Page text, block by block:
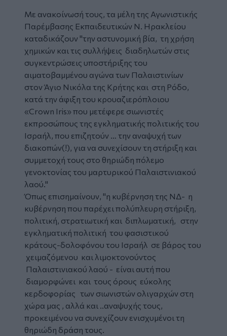
Με ανακοίνωσή τους, τα μέλη της Αγωνιστικής
Παρέμβασης Εκπαιδευτικών Ν. Ηρακλείου
καταδικάζουν "την αστυνομική βία, τη χρήση
χημικών και τις συλλήψεις διαδηλωτών στις
συγκεντρώσεις υποστήριξης του
αιματοβαμμένου αγώνα των Παλαιστινίων
στον Άγιο Νικόλα της Κρήτης και στη Ρόδο,
κατά την άφιξη του κρουαζιερόπλοιου
«Crown Iris» που μετέφερε σιωνιστές
εκπροσώπους της εγκληματικής πολιτικής του
Ισραήλ, που επιζητούν … την αναψυχή των
διακοπών(!), για να συνεχίσουν τη στήριξη και
συμμετοχή τους στο θηριώδη πόλεμο
γενοκτονίας του μαρτυρικού Παλαιστινιακού
λαού."
Όπως επισημαίνουν, "η κυβέρνηση της ΝΔ- η
κυβέρνηση που παρέχει πολύπλευρη στήριξη,
πολιτική, στρατιωτική και διπλωματική, στην
εγκληματική πολιτική του φασιστικού
κράτους-δολοφόνου του Ισραήλ σε βάρος του
χειμαζόμενου και λιμοκτονούντος
Παλαιστινιακού λαού - είναι αυτή που
διαμορφώνει και τους όρους εύκολης
κερδοφορίας των σιωνιστών ολιγαρχών στη
χώρα μας , αλλά και ..αναψυχής τους,
προκειμένου να συνεχίζουν ενισχυμένοι τη
θηριώδη δράση τους.